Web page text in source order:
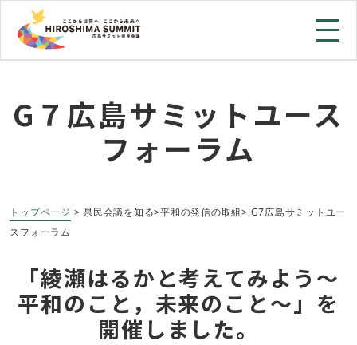
G７広島サミットユース
フォーラム
トップページ > 県民会議を知る>平和の発信の取組> G7広島サミットユー
スフォーラム
「綾瀬はるかと考えてみよう～
平和のこと，未来のこと～」を
開催しました。